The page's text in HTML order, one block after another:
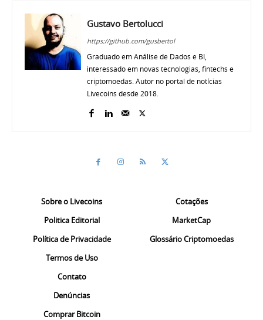
Gustavo Bertolucci
https://github.com/gusbertol
Graduado em Análise de Dados e BI,
interessado em novas tecnologias, fintechs e
criptomoedas. Autor no portal de notícias
Livecoins desde 2018.
Sobre o Livecoins
Politica Editorial
Política de Privacidade
Termos de Uso
Contato
Denúncias
Comprar Bitcoin
Cotações
MarketCap
Glossário Criptomoedas